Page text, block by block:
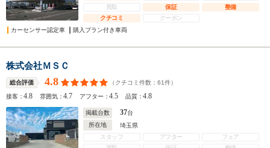
買取
保証
整備
クチコミ
クーポン
カーセンサー認定車
購入プラン付き車両
株式会社ＭＳＣ
総合評価 4.8 （クチコミ件数： 61件）
接客：4.8 雰囲気：4.7 アフター：4.5 品質：4.8
掲載台数 37台
所在地
埼玉県
スタッフ
アフター
フェア